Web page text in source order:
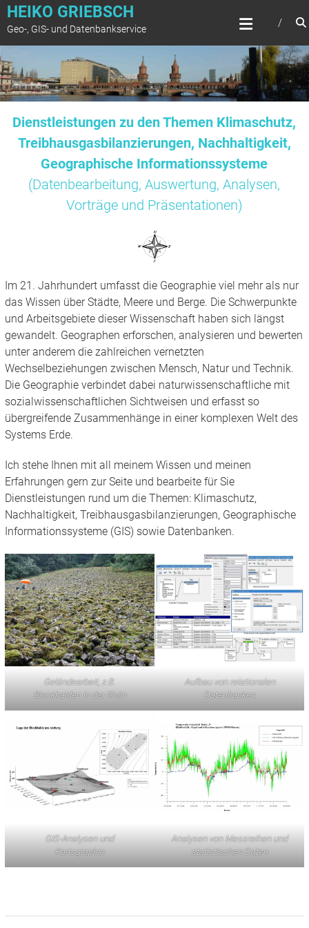
Zum
springen
HEIKO GRIEBSCH
Geo-, GIS- und Datenbankservice
Dienstleistungen zu den Themen Klimaschutz,
Treibhausgasbilanzierungen, Nachhaltigkeit,
Geographische Informationssysteme
(Datenbearbeitung, Auswertung, Analysen,
Vorträge und Präsentationen)
Im 21. Jahrhundert umfasst die Geographie viel mehr als nur
das Wissen über Städte, Meere und Berge. Die Schwerpunkte
und Arbeitsgebiete dieser Wissenschaft haben sich längst
gewandelt. Geographen erforschen, analysieren und bewerten
unter anderem die zahlreichen vernetzten
Wechselbeziehungen zwischen Mensch, Natur und Technik.
Die Geographie verbindet dabei naturwissenschaftliche mit
sozialwissenschaftlichen Sichtweisen und erfasst so
übergreifende Zusammenhänge in einer komplexen Welt des
Systems Erde.
Ich stehe Ihnen mit all meinem Wissen und meinen
Erfahrungen gern zur Seite und bearbeite für Sie
Dienstleistungen rund um die Themen: Klimaschutz,
Nachhaltigkeit, Treibhausgasbilanzierungen, Geographische
Informationssysteme (GIS) sowie Datenbanken.
Geländearbeit, z.B.
Blockhalden in der Rhön
Aufbau von relationalen
Datenbanken
GIS-Analysen und
Kartographie
Analysen von Messreihen und
statistischen Daten